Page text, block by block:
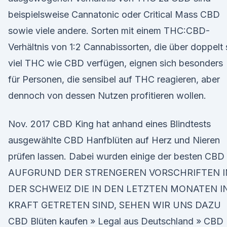
beispielsweise Cannatonic oder Critical Mass CBD
sowie viele andere. Sorten mit einem THC:CBD-
Verhältnis von 1:2 Cannabissorten, die über doppelt
viel THC wie CBD verfügen, eignen sich besonders
für Personen, die sensibel auf THC reagieren, aber
dennoch von dessen Nutzen profitieren wollen.
Nov. 2017 CBD King hat anhand eines Blindtests
ausgewählte CBD Hanfblüten auf Herz und Nieren
prüfen lassen. Dabei wurden einige der besten CBD
AUFGRUND DER STRENGEREN VORSCHRIFTEN
DER SCHWEIZ DIE IN DEN LETZTEN MONATEN
KRAFT GETRETEN SIND, SEHEN WIR UNS DAZU
CBD Blüten kaufen » Legal aus Deutschland » CBD